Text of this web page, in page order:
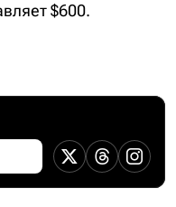
$600.